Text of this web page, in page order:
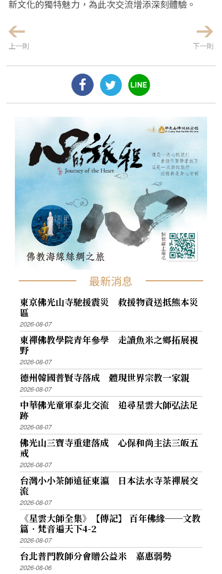
新文化的獨特魅力，為此次交流增添深刻體驗。
上一則 下一則
最新消息
東京佛光山寺馳援震災 救援物資送抵熊本災
區
2026-08-07
東禪佛教學院青年參學 走讀魚米之鄉拓展視
野
2026-08-07
德州韓國普賢寺落成 體現世界宗教一家親
2026-08-07
中華佛光童軍泰北交流 追尋星雲大師弘法足
跡
2026-08-07
佛光山三寶寺重建落成 心保和尚主法三皈五
戒
2026-08-07
台灣小小茶師遠征東瀛 日本法水寺茶禪展交
流
2026-08-07
《星雲大師全集》【傳記】 百年佛緣──文教
篇．梵音遍天下4-2
2026-08-07
台北普門教師分會贈公益米 嘉惠弱勢
2026-08-06